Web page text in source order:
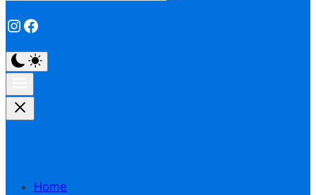
Instagram
Facebook
Home